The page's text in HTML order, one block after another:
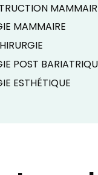
MAMMAIRE
POST
ESTHÉTIQUE